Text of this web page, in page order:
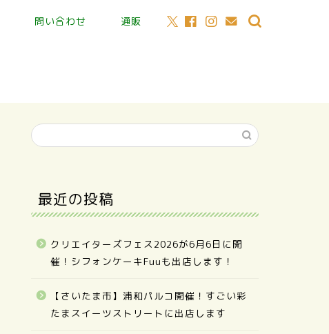
問い合わせ 通販
最近の投稿
クリエイターズフェス2026が6月6日に開
催！シフォンケーキFuuも出店します！
【さいたま市】浦和パルコ開催！すごい彩
たまスイーツストリートに出店します